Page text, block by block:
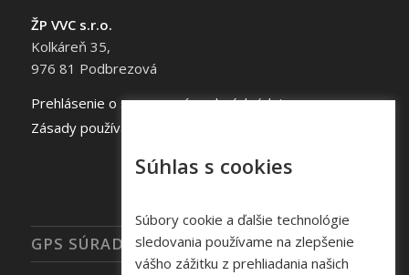
ŽP VVC s.r.o.
Kolkáreň 35,
976 81 Podbrezová
Prehlásenie o spracovaní osobných údajov
Zásady používania súborov cookie
GPS SÚRADNICE
Súhlas s cookies
Súbory cookie a ďalšie technológie
sledovania používame na zlepšenie
vášho zážitku z prehliadania našich